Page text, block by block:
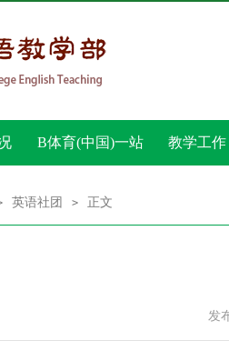
B体育(中国)一站 教学工作
英语社团 > 正文
发